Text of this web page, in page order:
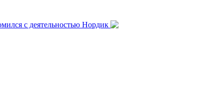
с деятельностью Нордик